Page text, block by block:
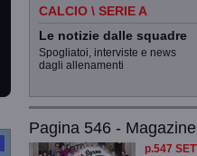
CALCIO \ SERIE A
Le notizie dalle squadre
Spogliatoi, interviste e news
dagli allenamenti
Pagina 546 -
p.547